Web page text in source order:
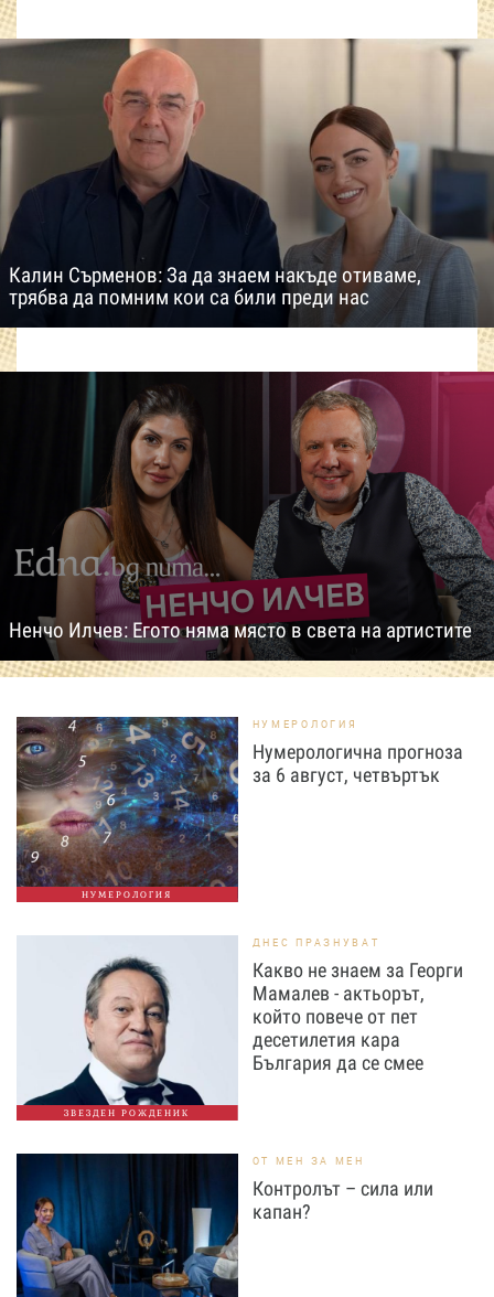
Калин Сърменов: За да знаем накъде отиваме,
трябва да помним кои са били преди нас
Ненчо Илчев: Егото няма място в света на артистите
НУМЕРОЛОГИЯ
НУМЕРОЛОГИЯ
Нумерологична прогноза
за 6 август, четвъртък
ЗВЕЗДЕН РОЖДЕНИК
ДНЕС ПРАЗНУВАТ
Какво не знаем за Георги
Мамалев - актьорът,
който повече от пет
десетилетия кара
България да се смее
ОТ МЕН ЗА МЕН
Контролът – сила или
капан?